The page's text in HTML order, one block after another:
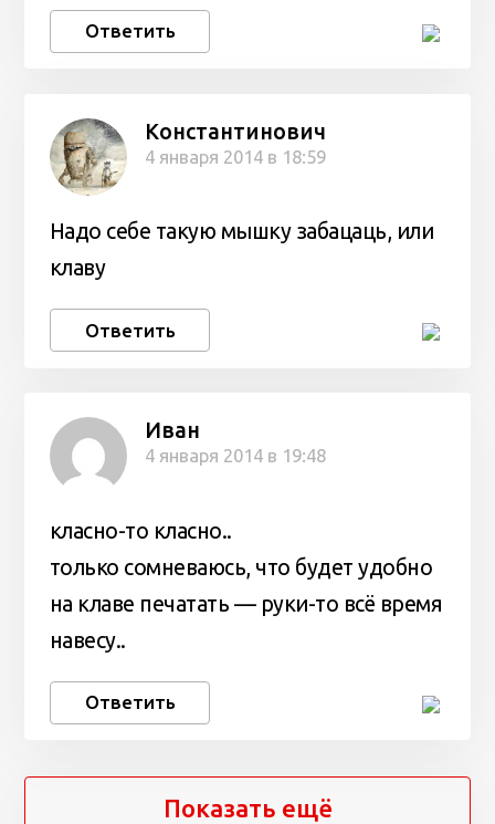
Ответить
Константинович
4 января 2014 в 18:59
Надо себе такую мышку забацаць, или
клаву
Ответить
Иван
4 января 2014 в 19:48
класно-то класно..
только сомневаюсь, что будет удобно
на клаве печатать — руки-то всё время
навесу..
Ответить
Показать ещё